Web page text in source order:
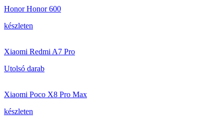
Honor Honor 600
készleten
Xiaomi Redmi A7 Pro
Utolsó darab
Xiaomi Poco X8 Pro Max
készleten